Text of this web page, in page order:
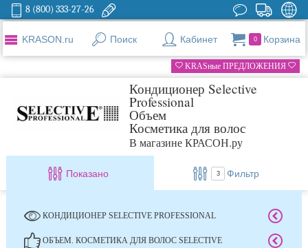
8 (800) 333-27-26
KRASON.ru Поиск Кабинет 0 Корзина
KRASные ПРЕДЛОЖЕНИЯ
Кондиционер Selective
Professional
Объем
Косметика для волос
В магазине КРАСОН.ру
Показано 3 Фильтр
КОНДИЦИОНЕР SELECTIVE PROFESSIONAL
ОБЪЕМ. КОСМЕТИКА ДЛЯ ВОЛОС SELECTIVE